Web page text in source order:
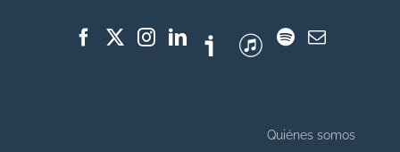
Quiénes somos